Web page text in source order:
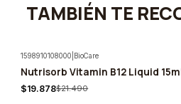
TAMBIÉN TE
-8%
1598910108000 BioCare
Nutrisorb Vitamin B12 Liquid
$19.878$21.490